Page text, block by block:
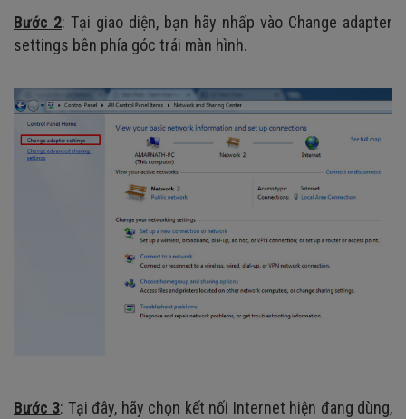
Bước 2: Tại giao diện, bạn hãy nhấp vào Change adapter
settings bên phía góc trái màn hình.
Bước 3: Tại đây, hãy chọn kết nối Internet hiện đang dùng,